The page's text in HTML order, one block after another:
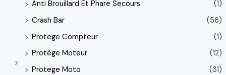
Anti Brouillard Et Phare Secours
(1)
Crash Bar
(56)
Protege Compteur
(1)
Protège Moteur
(12)
Protege Moto
(31)